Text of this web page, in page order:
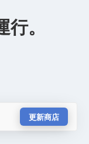
。
更新商店